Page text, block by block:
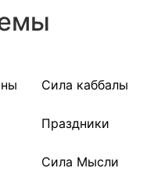
Сила каббалы
Праздники
Сила Мысли